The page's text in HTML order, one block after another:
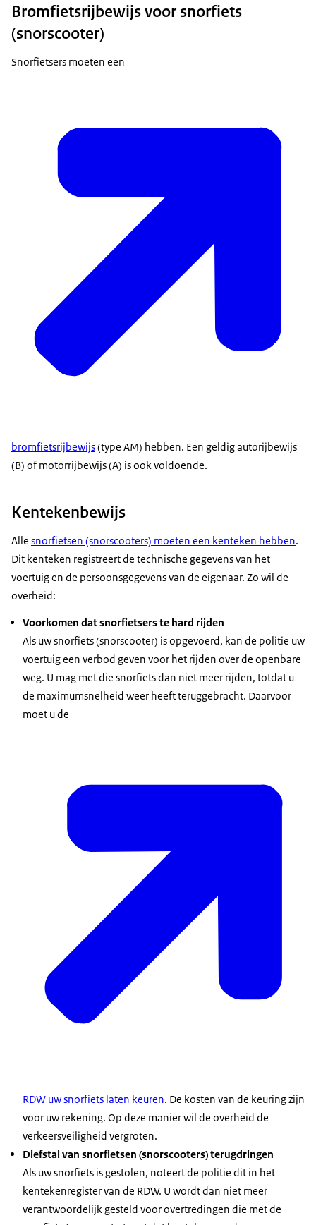
Bromfietsrijbewijs voor snorfiets
(snorscooter)
Snorfietsers moeten een
bromfietsrijbewijs(type AM) hebben. Een geldig autorijbewijs
(B) of motorrijbewijs (A) is ook voldoende.
Kentekenbewijs
Alle snorfietsen (snorscooters) moeten een kenteken hebben.
Dit kenteken registreert de technische gegevens van het
voertuig en de persoonsgegevens van de eigenaar. Zo wil de
overheid:
Voorkomen dat snorfietsers te hard rijden
Als uw snorfiets (snorscooter) is opgevoerd, kan de politie uw
voertuig een verbod geven voor het rijden over de openbare
weg. U mag met die snorfiets dan niet meer rijden, totdat u
de maximumsnelheid weer heeft teruggebracht. Daarvoor
moet u de
RDW uw snorfiets laten keuren. De kosten van de keuring zijn
voor uw rekening. Op deze manier wil de overheid de
verkeersveiligheid vergroten.
Diefstal van snorfietsen (snorscooters) terugdringen
Als uw snorfiets is gestolen, noteert de politie dit in het
kentekenregister van de RDW. U wordt dan niet meer
verantwoordelijk gesteld voor overtredingen die met de